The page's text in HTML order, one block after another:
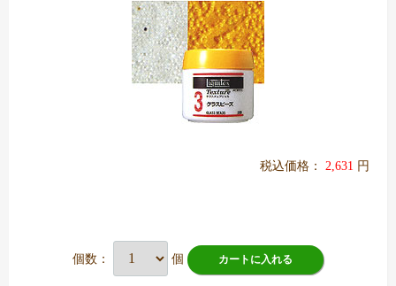
税込価格： 2,631 円
個数： 個 カートに入れる